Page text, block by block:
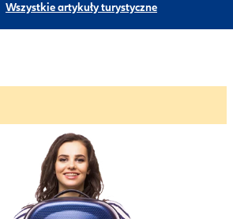
Wszystkie artykuły turystyczne